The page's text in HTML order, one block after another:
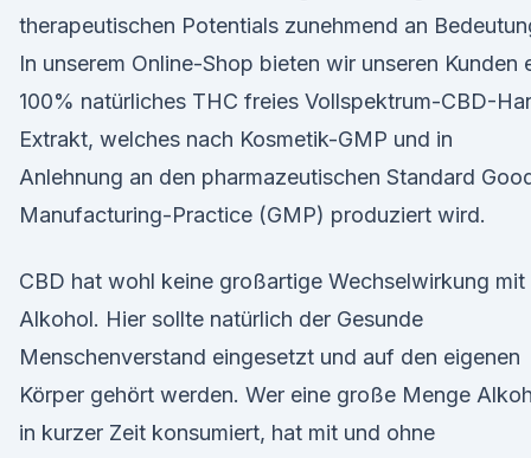
therapeutischen Potentials zunehmend an
In unserem Online-Shop bieten wir unseren Kunden
100% natürliches THC freies Vollspektrum-CBD-
Extrakt, welches nach Kosmetik-GMP und in
Anlehnung an den pharmazeutischen Standard
Manufacturing-Practice (GMP) produziert wird.
CBD hat wohl keine großartige Wechselwirkung mit
Alkohol. Hier sollte natürlich der Gesunde
Menschenverstand eingesetzt und auf den eigenen
Körper gehört werden. Wer eine große Menge
in kurzer Zeit konsumiert, hat mit und ohne